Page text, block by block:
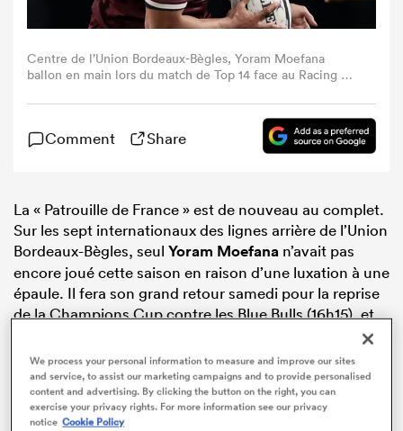
Centre de l’Union Bordeaux-Bègles, Yoram Moefana
ballon en main lors du match de Top 14 face au Racing 92
(Photo : Franck Fife / AFP)
Comment Share
La « Patrouille de France » est de nouveau au complet.
Sur les sept internationaux des lignes arrière de l’Union
Bordeaux-Bègles, seul Yoram Moefana n’avait pas
encore joué cette saison en raison d’une luxation à une
épaule. Il fera son grand retour samedi pour la reprise
de la Champions Cup contre les Blue Bulls (16h15), et
sera associé à Nicolas Depoortère pour former la paire
de centres girondine.
We process your personal information to measure and improve our sites
and service, to assist our marketing campaigns and to provide personalised
content and advertising. By clicking the button on the right, you can
exercise your privacy rights. For more information see our privacy
notice Cookie Policy